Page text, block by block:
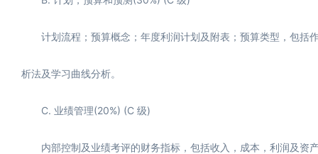
计划流程；预算概念；年度利润计划及附表；预算类型，包括
析法及学习曲线分析。
C. 业绩管理(20%) (C 级)
内部控制及业绩考评的财务指标，包括收入，成本，利润及资